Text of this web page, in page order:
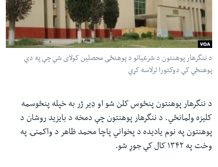
لټون
ځای
له مونږ سره په تماس کې پاتې شئ
ژبې
د ننگرهار پوهنتون د شرعیاتو د پوهنځی محصلین کولای شي چې په دې
پوهنځي کې دوکتورا ترلاسه کړي
د ننگرهار پوهنتون پنځوس کلن شو او ډیر ژر به خپله پنځوسمه
کلیزه ولمانځي. د ننگرهار پوهنتون چې دمخه د بايزيد روشان د
پوهنتون په نوم یادیده د پخواني پاچا محمد ظاهر د واکمنۍ په
وخت په ١٣۴٢ کال کې جوړ شو.